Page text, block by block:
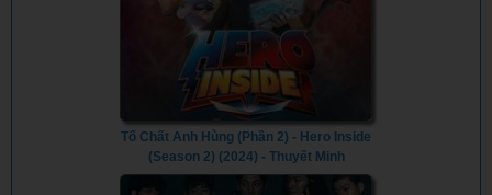
Tố Chất Anh Hùng (Phần 2) - Hero Inside
(Season 2) (2024) - Thuyết Minh